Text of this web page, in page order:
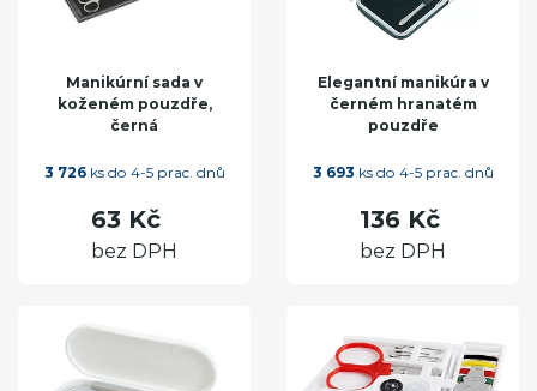
Manikúrní sada v
koženém pouzdře,
černá
3 726ks do 4-5 prac. dnů
63 Kč
bez DPH
Elegantní manikúra v
černém hranatém
pouzdře
3 693 ks do 4-5 prac. dnů
136 Kč
bez DPH